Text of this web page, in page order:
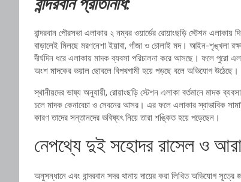
বান্দরবান পৌরসভা এলাকার ২ নম্বর ওয়ার্ডের রোয়াংছড়ি স্টেশন
বাড়ালেই মিলছে মরণনেশা ইয়াবা, গাঁজা ও চোলাই মদ। আইন-শৃঙ্খলা
দীর্ঘদিন ধরে এলাকায় মাদক ব্যবসা পরিচালনা করে আসছে। ফলে পুরো
অংশ মাদকের ভয়াল ছোবলে বিপথগামী হয়ে পড়ছে বলে অভিযোগ উঠেছে।
স্থানীয়দের ভাষ্য অনুযায়ী, রোয়াংছড়ি স্টেশন এলাকা বর্তমানে মাদক
চলে মাদক কেনাবেচা ও সেবনের আসর। এর ফলে এলাকার স্বাভাবিক
কারণ তাদের সন্তানদের ভবিষ্যৎ নিয়ে তারা শঙ্কিত হয়ে পড়েছেন।
নেপথ্যে দুই সহোদর রাসেল ও
অনুসন্ধানে এবং বান্দরবান সদর থানায় দায়ের করা লিখিত অভিযোগ